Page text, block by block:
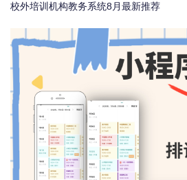
校外培训机构教务系统8月最新推荐